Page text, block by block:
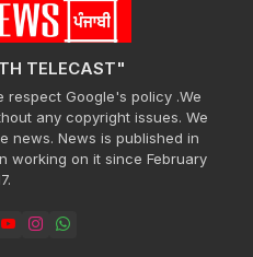
TELECAST"
respect Google's policy .We
any copyright issues. We
news. News is published in
working on it since February